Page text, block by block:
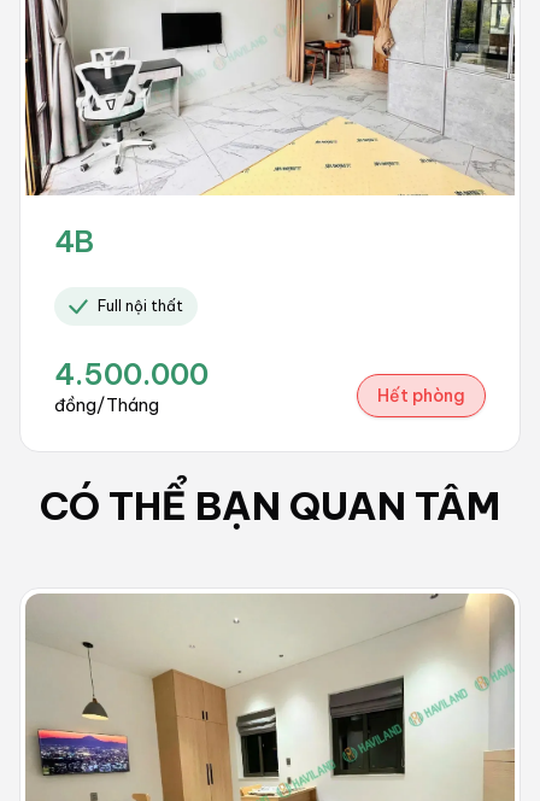
4B
Full nội thất
4.500.000
đồng/Tháng Hết phòng
CÓ THỂ BẠN QUAN TÂM